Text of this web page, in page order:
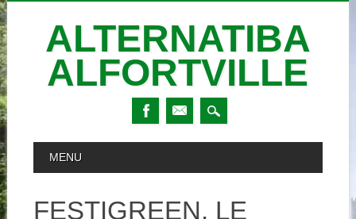
ALTERNATIBA
ALFORTVILLE
MAIN MENU
MENU
FESTIGREEN, LE